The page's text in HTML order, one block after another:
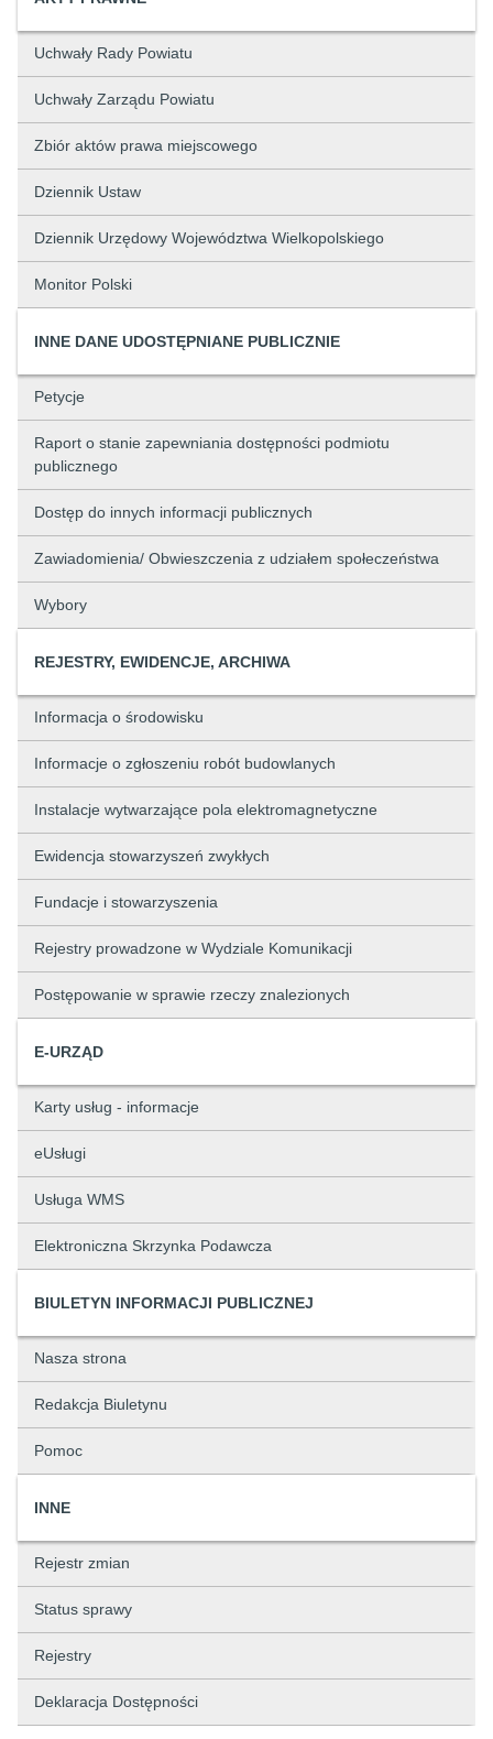
Uchwały Rady Powiatu
Uchwały Zarządu Powiatu
Zbiór aktów prawa miejscowego
Dziennik Ustaw
Dziennik Urzędowy Województwa Wielkopolskiego
Monitor Polski
INNE DANE UDOSTĘPNIANE PUBLICZNIE
Petycje
Raport o stanie zapewniania dostępności podmiotu
publicznego
Dostęp do innych informacji publicznych
Zawiadomienia/ Obwieszczenia z udziałem społeczeństwa
Wybory
REJESTRY, EWIDENCJE, ARCHIWA
Informacja o środowisku
Informacje o zgłoszeniu robót budowlanych
Instalacje wytwarzające pola elektromagnetyczne
Ewidencja stowarzyszeń zwykłych
Fundacje i stowarzyszenia
Rejestry prowadzone w Wydziale Komunikacji
Postępowanie w sprawie rzeczy znalezionych
E-URZĄD
Karty usług - informacje
eUsługi
Usługa WMS
Elektroniczna Skrzynka Podawcza
BIULETYN INFORMACJI PUBLICZNEJ
Nasza strona
Redakcja Biuletynu
Pomoc
INNE
Rejestr zmian
Status sprawy
Rejestry
Deklaracja Dostępności